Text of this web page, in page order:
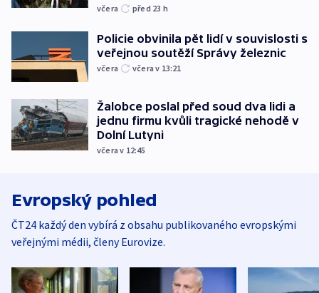
včera před 23 h
Policie obvinila pět lidí v souvislosti s
veřejnou soutěží Správy železnic
včera včera v 13:21
Žalobce poslal před soud dva lidi a
jednu firmu kvůli tragické nehodě v
Dolní Lutyni
včera v 12:45
Evropský pohled
ČT24 každý den vybírá z obsahu publikovaného evropskými
veřejnými médii, členy Eurovize.